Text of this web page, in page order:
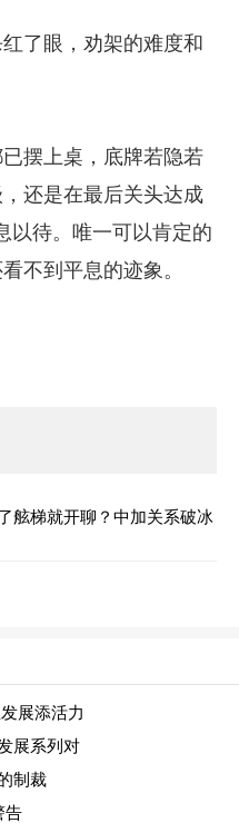
了眼，劝架的难度和
摆上桌，底牌若隐若
还是在最后关头达成
以待。唯一可以肯定的
不到平息的迹象。
舷梯就开聊？中加关系破冰
展添活力
展系列对
制裁
告